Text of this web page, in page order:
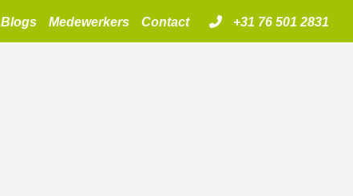
Blogs Medewerkers Contact +31 76 501 2831